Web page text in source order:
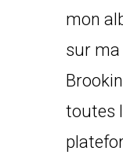
mon
sur ma
toutes